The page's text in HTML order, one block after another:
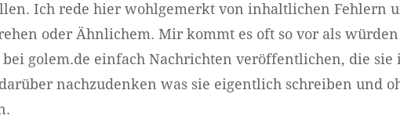
Ich rede hier wohlgemerkt von inhaltlichen Fehlern
oder Ähnlichem. Mir kommt es oft so vor als
golem.de einfach Nachrichten veröffentlichen, die sie
nachzudenken was sie eigentlich schreiben und